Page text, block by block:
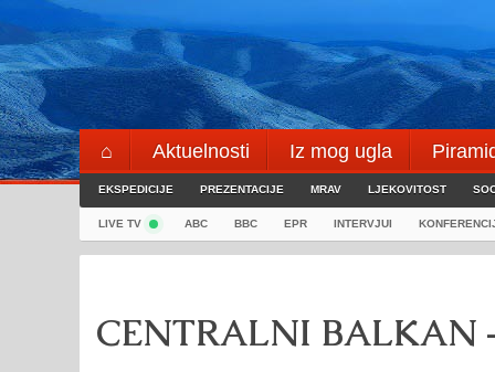
Skip
to
content
⌂ Aktuelnosti Iz mog ugla
Blogeri
⌖
EKSPEDICIJE PREZENTACIJE MRAV LJEKOVITOST
LIVE TV ABC BBC EPR INTERVJUI
CENTRALNI BALKAN